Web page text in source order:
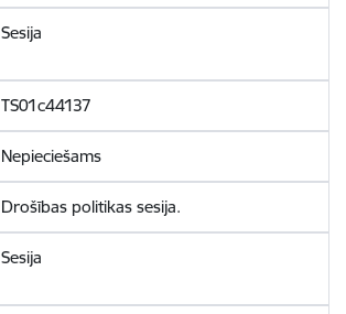
Sesija
TS01c44137
Nepieciešams
Drošības politikas sesija.
Sesija